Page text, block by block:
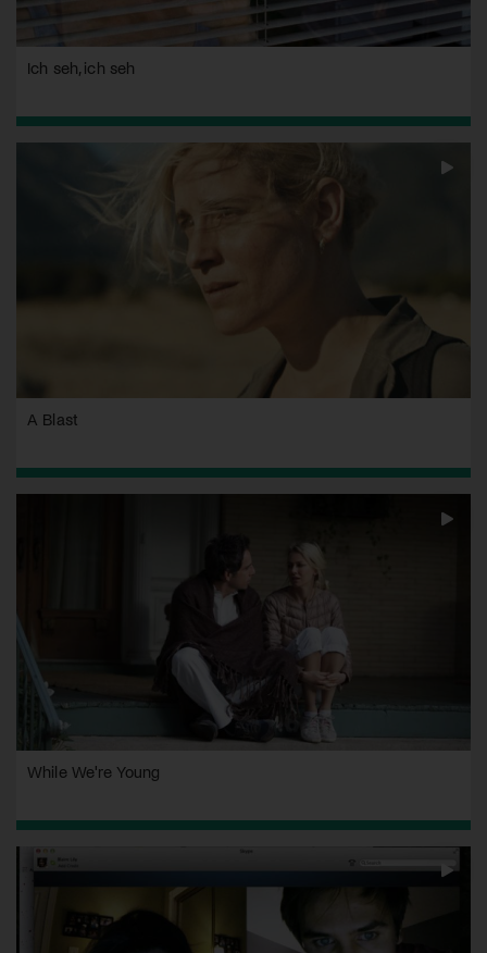
Ich seh, ich seh
A Blast
While We're Young